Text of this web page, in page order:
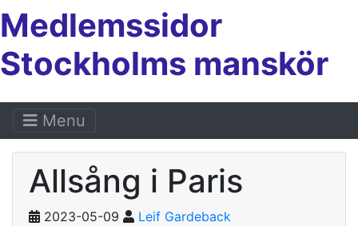
Medlemssidor
Stockholms manskör
Menu
Allsång i Paris
2023-05-09 Leif Gardeback